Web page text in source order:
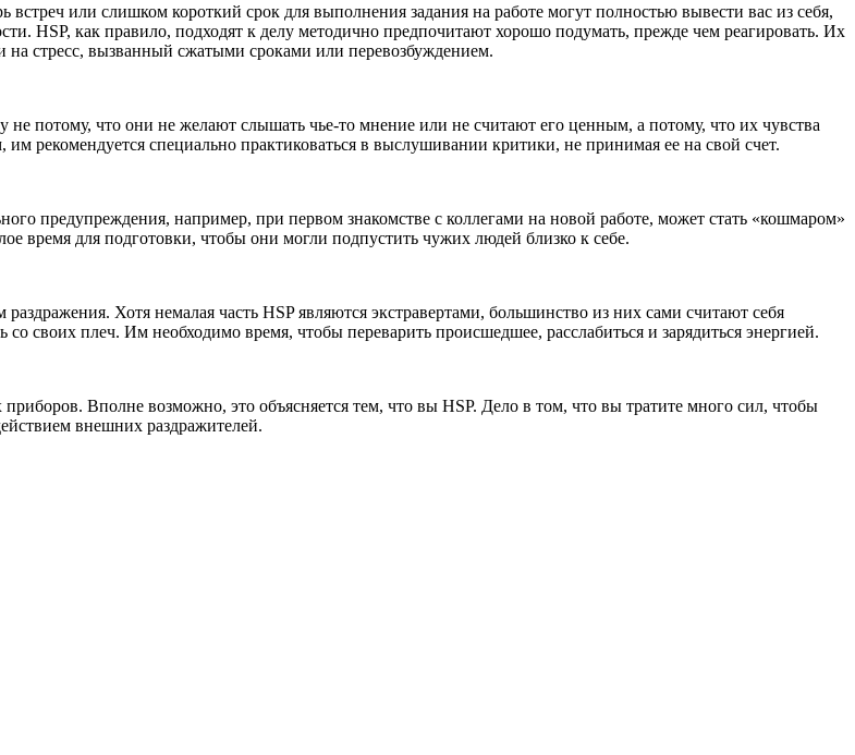
или слишком короткий срок для выполнения задания на работе могут полностью вывести вас из себя,
HSP, как правило, подходят к делу методично предпочитают хорошо подумать, прежде чем реагировать. Их
на стресс, вызванный сжатыми сроками или перевозбуждением.
не потому, что они не желают слышать чье-то мнение или не считают его ценным, а потому, что их чувства
им рекомендуется специально практиковаться в выслушивании критики, не принимая ее на свой счет.
предупреждения, например, при первом знакомстве с коллегами на новой работе, может стать «кошмаром»
время для подготовки, чтобы они могли подпустить чужих людей близко к себе.
Хотя немалая часть HSP являются экстравертами, большинство из них сами считают себя
своих плеч. Им необходимо время, чтобы переварить происшедшее, расслабиться и зарядиться энергией.
Вполне возможно, это объясняется тем, что вы HSP. Дело в том, что вы тратите много сил, чтобы
внешних раздражителей.